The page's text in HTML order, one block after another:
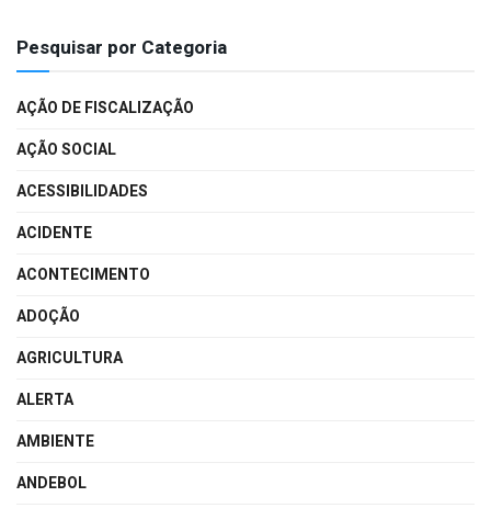
Pesquisar por Categoria
AÇÃO DE FISCALIZAÇÃO
AÇÃO SOCIAL
ACESSIBILIDADES
ACIDENTE
ACONTECIMENTO
ADOÇÃO
AGRICULTURA
ALERTA
AMBIENTE
ANDEBOL